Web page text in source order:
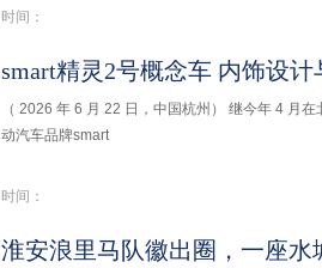
时间：
（ 2026 年 6 月 22 日，中国杭州） 继今年 4 月
动汽车品牌smart
时间：
淮安浪里马队徽出圈，一座水